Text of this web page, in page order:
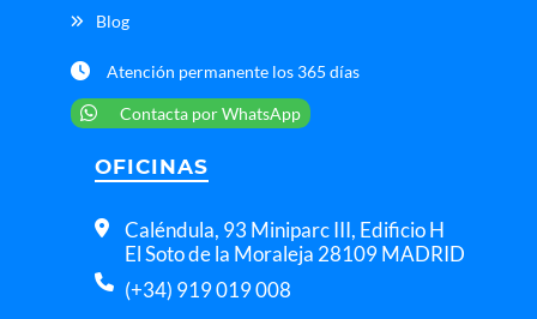
Blog
Atención permanente los 365 días
Contacta por WhatsApp
OFICINAS
Caléndula, 93 Miniparc III, Edificio H
El Soto de la Moraleja 28109 MADRID
(+34) 919 019 008